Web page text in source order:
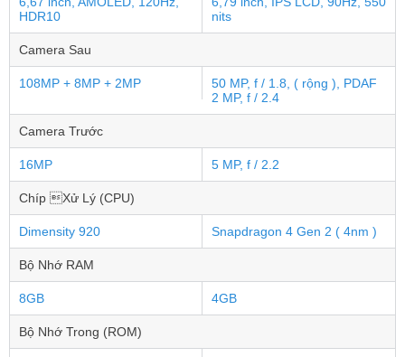
HDR10
nits
Camera Sau
108MP + 8MP + 2MP
50 MP, f / 1.8, ( rộng ), PDAF
2 MP, f / 2.4
Camera Trước
16MP 5 MP, f / 2.2
Chíp Xử Lý (CPU)
Dimensity 920 Snapdragon 4 Gen 2 ( 4nm )
Bộ Nhớ RAM
8GB 4GB
Bộ Nhớ Trong (ROM)